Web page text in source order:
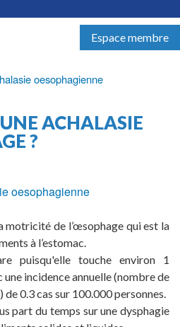
Espace membre
oesophagienne
ACHALASIE
?
oesophagienne
motricité de l’œsophage qui est la
à l’estomac.
puisqu'elle touche environ 1
incidence annuelle (nombre de
de 0.3 cas sur 100.000 personnes.
part du temps sur une dysphagie